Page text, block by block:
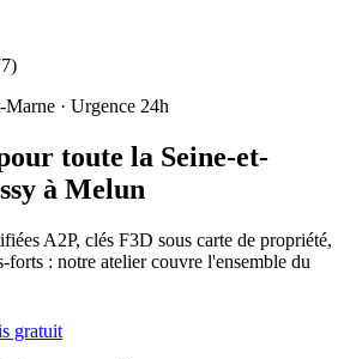
· Urgence 24h
toute la Seine-et-
à Melun
A2P, clés F3D sous carte de propriété,
forts : notre atelier couvre l'ensemble du
gratuit